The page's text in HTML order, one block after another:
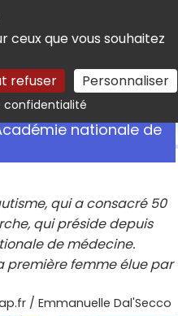
ceux que vous souhaitez
refuser Personnaliser
confidentialitéRechercher
nationale de
qui a consacré 50
qui préside depuis
de médecine.
première femme élue par
/ Emmanuelle Dal'Secco